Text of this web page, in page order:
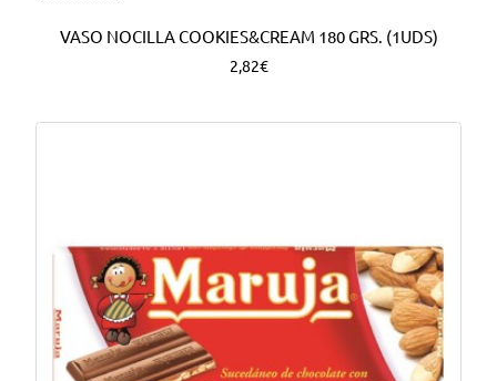
VASO NOCILLA COOKIES&CREAM 180 GRS. (1UDS)
2,82€